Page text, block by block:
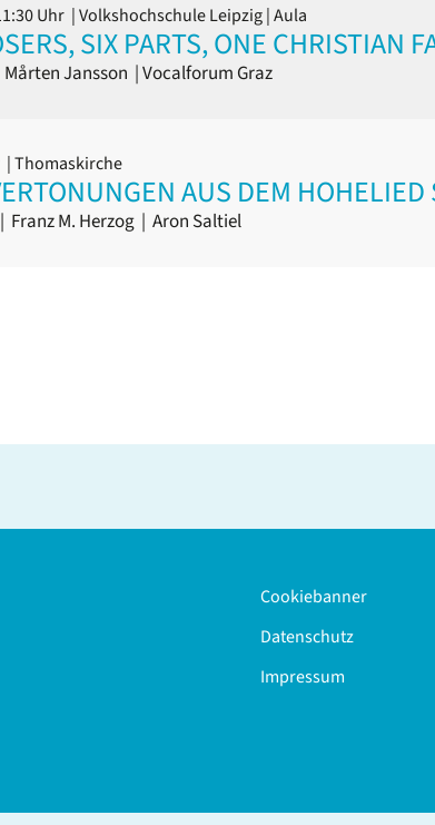
Uhr | Volkshochschule Leipzig | Aula
SIX PARTS, ONE CHRISTIAN
Mårten Jansson |Vocalforum Graz
| Thomaskirche
AUS DEM HOHELIED
| Franz M. Herzog | Aron Saltiel
Cookiebanner
Datenschutz
Impressum